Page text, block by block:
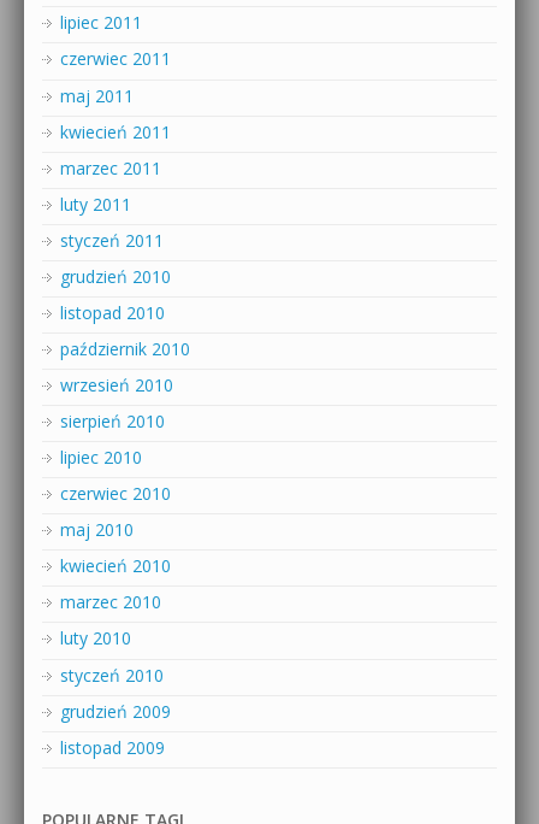
lipiec 2011
czerwiec 2011
maj 2011
kwiecień 2011
marzec 2011
luty 2011
styczeń 2011
grudzień 2010
listopad 2010
październik 2010
wrzesień 2010
sierpień 2010
lipiec 2010
czerwiec 2010
maj 2010
kwiecień 2010
marzec 2010
luty 2010
styczeń 2010
grudzień 2009
listopad 2009